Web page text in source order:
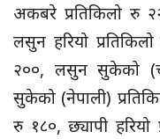
अकबरे प्रतिकिलो रु
लसुन हरियो
२००, लसुन सुकेको
सुकेको (नेपाली)
रु १८०, छ्यापी हरियो